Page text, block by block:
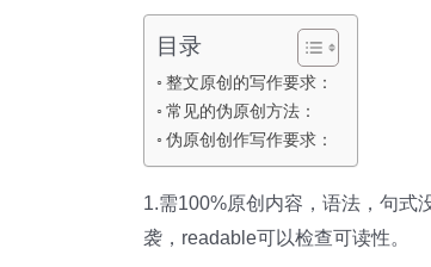
目录
整文原创的写作要求：
常见的伪原创方法：
伪原创创作写作要求：
1.需100%原创内容，语法，句式
袭，readable可以检查可读性。